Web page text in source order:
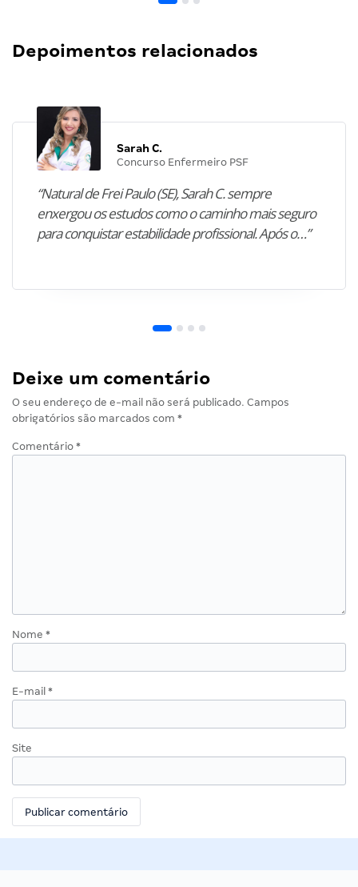
Depoimentos relacionados
Sarah C.
Concurso Enfermeiro PSF
“Natural de Frei Paulo (SE), Sarah C. sempre
enxergou os estudos como o caminho mais seguro
para conquistar estabilidade profissional. Após o…”
Deixe um comentário
O seu endereço de e-mail não será publicado. Campos
obrigatórios são marcados com *
Comentário *
Nome *
E-mail *
Site